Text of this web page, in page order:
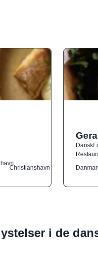
Christianshavn
Dansk
i de